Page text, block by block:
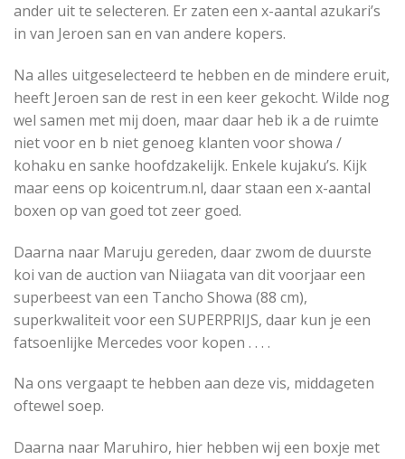
ander uit te selecteren. Er zaten een x-aantal azukari’s
in van Jeroen san en van andere kopers.
Na alles uitgeselecteerd te hebben en de mindere eruit,
heeft Jeroen san de rest in een keer gekocht. Wilde nog
wel samen met mij doen, maar daar heb ik a de ruimte
niet voor en b niet genoeg klanten voor showa /
kohaku en sanke hoofdzakelijk. Enkele kujaku’s. Kijk
maar eens op koicentrum.nl, daar staan een x-aantal
boxen op van goed tot zeer goed.
Daarna naar Maruju gereden, daar zwom de duurste
koi van de auction van Niiagata van dit voorjaar een
superbeest van een Tancho Showa (88 cm),
superkwaliteit voor een SUPERPRIJS, daar kun je een
fatsoenlijke Mercedes voor kopen . . . .
Na ons vergaapt te hebben aan deze vis, middageten
oftewel soep.
Daarna naar Maruhiro, hier hebben wij een boxje met